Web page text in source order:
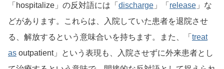
「hospitalize」の反対語には「 discharge 」「 release 」な
どがあります。これらは、入院していた患者を退院させ
る、解放するという意味合いを持ちます。また、「 treat
as outpatient」という表現も、入院させずに外来患者とし